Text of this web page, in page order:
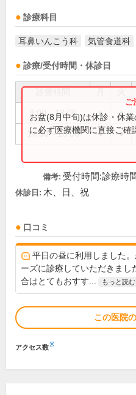
診療科目
耳鼻いんこう科 気管食道科
診療/受付時間・休診日
9:00～13:00 ● ●
14:30～18:00 ● ●
お盆(8月中旬)は休診・休
に必ず医療機関に直接ご確
備考: 受付時間:診療時
休診日: 木、日、祝
口コミ
平日の昼に利用しました
ーズに診療していただきま
合はとてもおすす...
もっと読む
この医院
アクセス数※